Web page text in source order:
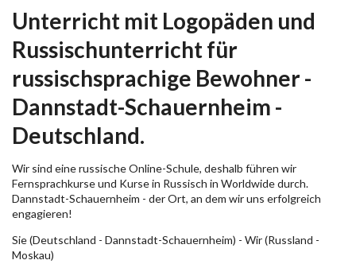
Unterricht mit Logopäden und
Russischunterricht für
russischsprachige Bewohner -
Dannstadt-Schauernheim -
Deutschland.
Wir sind eine russische Online-Schule, deshalb führen wir
Fernsprachkurse und Kurse in Russisch in Worldwide durch.
Dannstadt-Schauernheim - der Ort, an dem wir uns erfolgreich
engagieren!
Sie (Deutschland - Dannstadt-Schauernheim) - Wir (Russland -
Moskau)